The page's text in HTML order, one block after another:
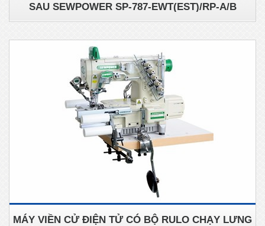
SAU SEWPOWER SP-787-EWT(EST)/RP-A/B
MÁY VIỀN CỬ ĐIỆN TỬ CÓ BỘ RULO CHẠY LƯNG